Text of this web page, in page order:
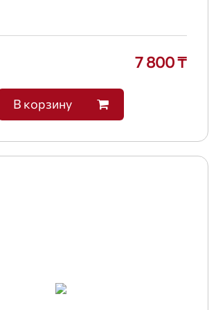
7 800 ₸
В корзину